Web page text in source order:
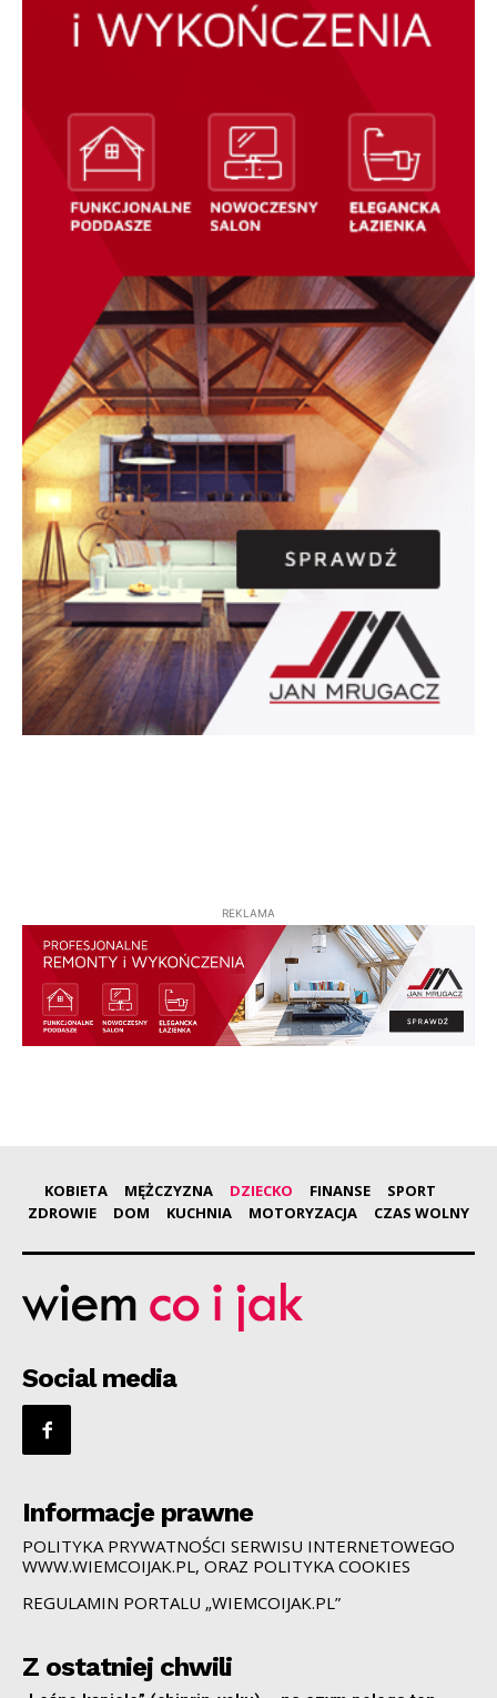
REKLAMA
KOBIETA MĘŻCZYZNA DZIECKO FINANSE
SPORT
ZDROWIE
DOM KUCHNIA MOTORYZACJA CZAS WOLNY
Social media
Informacje prawne
POLITYKA PRYWATNOŚCI SERWISU INTERNETOWEGO
WWW.WIEMCOIJAK.PL, ORAZ POLITYKA COOKIES
REGULAMIN PORTALU „WIEMCOIJAK.PL”
Z ostatniej chwili